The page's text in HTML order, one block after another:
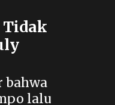
Tidak
bahwa
lalu